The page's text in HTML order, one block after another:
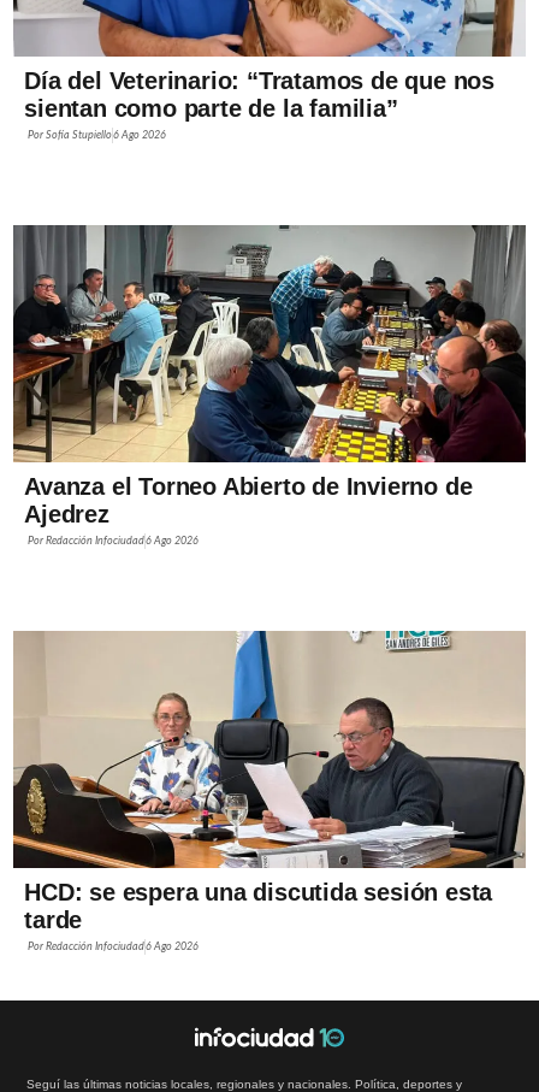
Día del Veterinario: “Tratamos de que nos
sientan como parte de la familia”
PorSofía Stupiello6 Ago 2026
Avanza el Torneo Abierto de Invierno de
Ajedrez
PorRedacción Infociudad6 Ago 2026
HCD: se espera una discutida sesión esta
tarde
PorRedacción Infociudad6 Ago 2026
Seguí las últimas noticias locales, regionales y nacionales. Política, deportes y